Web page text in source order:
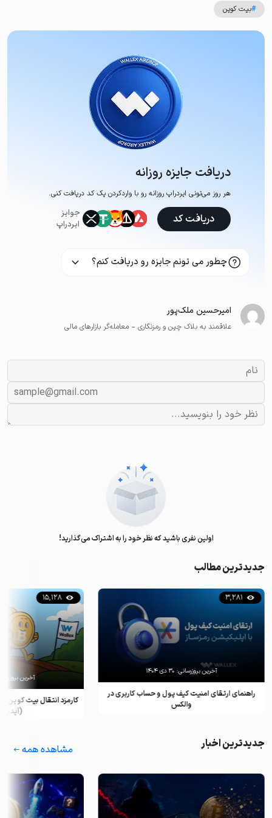
#بیت کوین
دریافت جایزه روزانه
هر روز می‌تونی ایردراپ روزانه رو با وارد‌کردن یک کد دریافت کنی.
جوایز
ایردراپ
دریافت کد
چطور می تونم جایزه رو دریافت کنم؟
امیرحسین ملک‌پور
علاقمند به بلاک چین و رمزنگاری - معامله‌گر بازارهای مالی
اولین نفری باشید که نظر خود را به اشتراک می‌گذارید!
جدیدترین مطالب
راهنمای ارتقای امنیت کیف پول و حساب کاربری در
والکس
3,281
آخرین بروزرسانی: ۳۰ دی ۱۴۰۴
کارمزد انتقال بیت کوین
(آپدیت
15,128
آخرین
جدیدترین اخبار مشاهده همه